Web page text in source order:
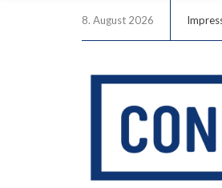
8. August 2026